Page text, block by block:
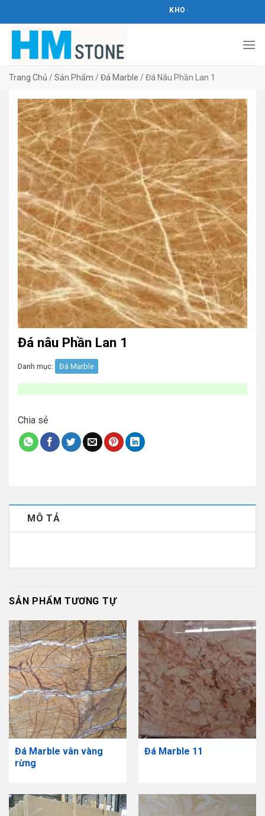
qua
KHO ĐÁ HOÀNG MINH STONE
Trang Chủ / Sản Phẩm / Đá Marble / Đá Nâu Phần Lan 1
Đá nâu Phần Lan 1
Danh mục: Đá Marble
Chia sẻ
MÔ TẢ
SẢN PHẨM TƯƠNG TỰ
Đá Marble vân vàng
rừng
Đá Marble 11